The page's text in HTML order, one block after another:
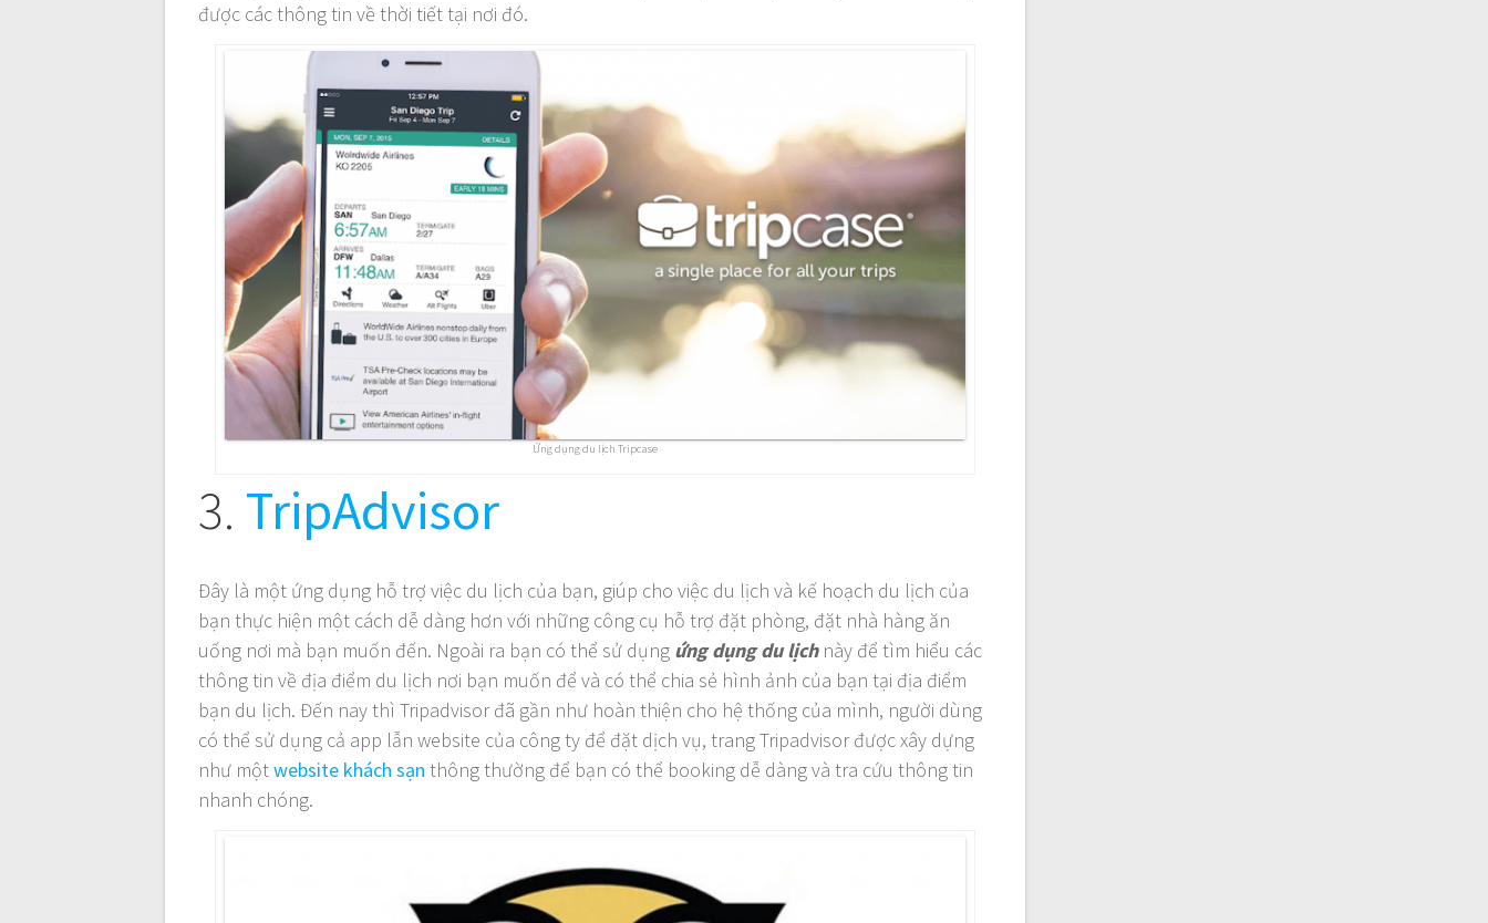
được các thông tin về thời tiết tại nơi đó.
Ứng dụng du lịch Tripcase
3. TripAdvisor
Đây là một ứng dụng hỗ trợ việc du lịch của bạn, giúp cho việc du lịch và kế hoạch du lịch của
bạn thực hiện một cách dễ dàng hơn với những công cụ hỗ trợ đặt phòng, đặt nhà hàng ăn
uống nơi mà bạn muốn đến. Ngoài ra bạn có thể sử dụng ứng dụng du lịchnày để tìm hiểu các
thông tin về địa điểm du lịch nơi bạn muốn để và có thể chia sẻ hình ảnh của bạn tại địa điểm
bạn du lịch. Đến nay thì Tripadvisor đã gần như hoàn thiện cho hệ thống của mình, người dùng
có thể sử dụng cả app lẫn website của công ty để đặt dịch vụ, trang Tripadvisor được xây dựng
như mộtwebsite khách sạn thông thường để bạn có thể booking dễ dàng và tra cứu thông tin
nhanh chóng.